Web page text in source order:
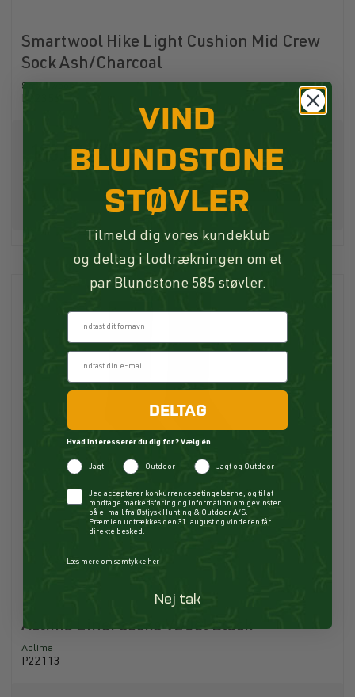
Smartwool Hike Light Cushion Mid Crew
Sock Ash/Charcoal
Smartwool
189,00 DKK
Køb
Aclima Liner socks V2 Jet Black
Aclima
P22113
VIND
BLUNDSTONE
STØVLER
Tilmeld dig vores kundeklub
og deltag i lodtrækningen om et
par Blundstone 585 støvler.
Fornavn
DELTAG
Hvad interesserer du dig for? Vælg én
Jagt Outdoor Jagt og Outdoor
CheckboxJeg accepterer konkurrencebetingelserne, og til at
modtage markedsføring og information om gevinster
på e-mail fra Østjysk Hunting & Outdoor A/S.
Præmien udtrækkes den 31. august og vinderen får
direkte besked.
Læs mere om samtykke her
Nej tak